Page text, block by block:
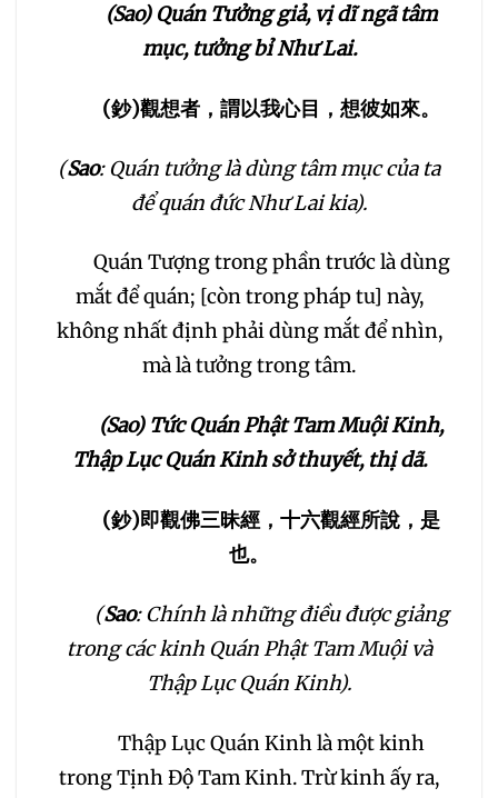
(Sao) Quán Tưởng giả, vị dĩ ngã tâm
mục, tưởng bỉ Như Lai.
(鈔)觀想者，謂以我心目，想彼如來。
(Sao: Quán tưởng là dùng tâm mục của ta
để quán đức Như Lai kia).
Quán Tượng trong phần trước là dùng
mắt để quán; [còn trong pháp tu] này,
không nhất định phải dùng mắt để nhìn,
mà là tưởng trong tâm.
(Sao) Tức Quán Phật Tam Muội Kinh,
Thập Lục Quán Kinh sở thuyết, thị dã.
(鈔)即觀佛三昧經，十六觀經所說，是
也。
(Sao: Chính là những điều được giảng
trong các kinh Quán Phật Tam Muội và
Thập Lục Quán Kinh).
Thập Lục Quán Kinh là một kinh
trong Tịnh Độ Tam Kinh. Trừ kinh ấy ra,